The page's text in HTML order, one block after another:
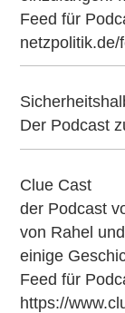
Feed für
netzpolitik.de/
Der Podcast
Clue Cast
der Podcast
von Rahel
einige
Feed für
https://